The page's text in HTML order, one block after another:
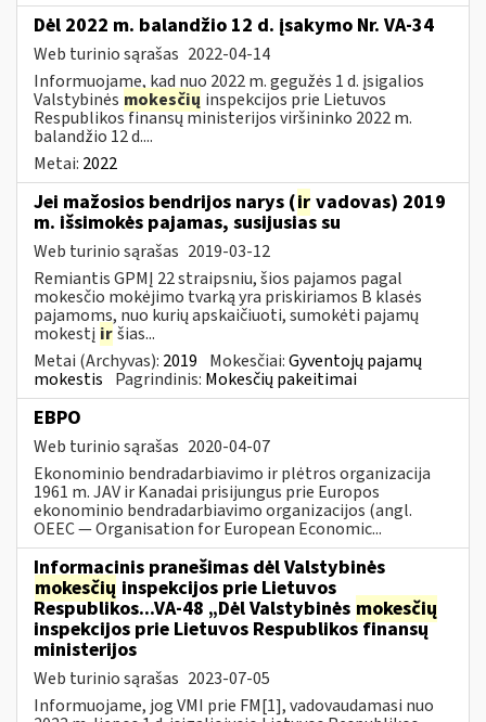
Dėl 2022 m. balandžio 12 d. įsakymo Nr. VA-34
Web turinio sąrašas 2022-04-14
Informuojame, kad nuo 2022 m. gegužės 1 d. įsigalios
Valstybinės mokesčių inspekcijos prie Lietuvos
Respublikos finansų ministerijos viršininko 2022 m.
balandžio 12 d....
Metai: 2022
Jei mažosios bendrijos narys (ir vadovas) 2019
m. išsimokės pajamas, susijusias su
Web turinio sąrašas 2019-03-12
Remiantis GPMĮ 22 straipsniu, šios pajamos pagal
mokesčio mokėjimo tvarką yra priskiriamos B klasės
pajamoms, nuo kurių apskaičiuoti, sumokėti pajamų
mokestį iršias...
Metai (Archyvas): 2019 Mokesčiai:Gyventojų pajamų
mokestis Pagrindinis: Mokesčių pakeitimai
EBPO
Web turinio sąrašas 2020-04-07
Ekonominio bendradarbiavimo ir plėtros organizacija
1961 m. JAV ir Kanadai prisijungus prie Europos
ekonominio bendradarbiavimo organizacijos (angl.
OEEC — Organisation for European Economic...
Informacinis pranešimas dėl Valstybinės
mokesčių inspekcijos prie Lietuvos
Respublikos...VA-48 „Dėl Valstybinės mokesčių
inspekcijos prie Lietuvos Respublikos finansų
ministerijos
Web turinio sąrašas 2023-07-05
Informuojame, jog VMI prie FM[1], vadovaudamasi nuo